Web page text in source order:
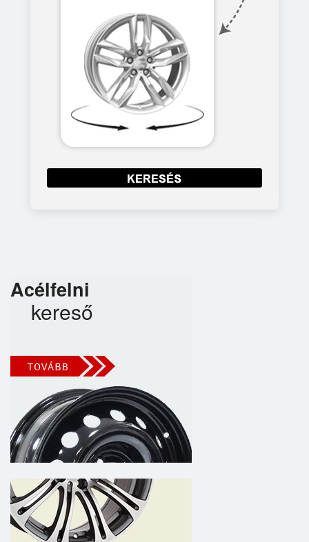
Acélfelni
kereső